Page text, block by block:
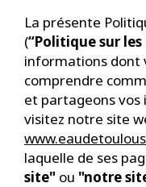
La présente
(“Politique sur les
informations dont
comprendre
et partageons
visitez notre site
laquelle de ses
site" ou "notre